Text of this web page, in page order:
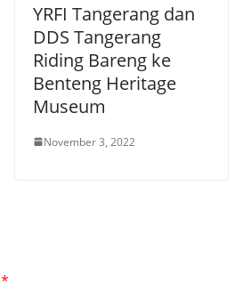
YRFI Tangerang dan
DDS Tangerang
Riding Bareng ke
Benteng Heritage
Museum
November 3, 2022
*